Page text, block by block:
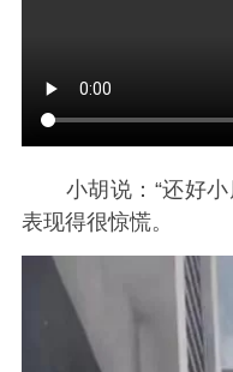
小胡说：“还好小
表现得很惊慌。